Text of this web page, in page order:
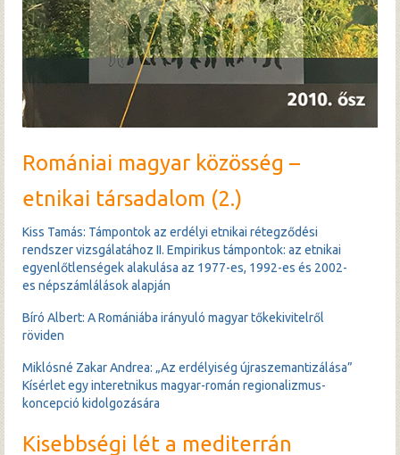
Romániai magyar közösség –
etnikai társadalom (2.)
Kiss Tamás: Támpontok az erdélyi etnikai rétegződési
rendszer vizsgálatához II. Empirikus támpontok: az etnikai
egyenlőtlenségek alakulása az 1977-es, 1992-es és 2002-
es népszámlálások alapján
Bíró Albert: A Romániába irányuló magyar tőkekivitelről
röviden
Miklósné Zakar Andrea: „Az erdélyiség újraszemantizálása”
Kísérlet egy interetnikus magyar-román regionalizmus-
koncepció kidolgozására
Kisebbségi lét a mediterrán